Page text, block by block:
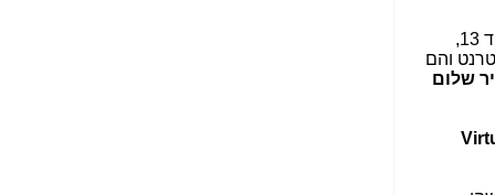
) בעמוד 13,
והם
שלום